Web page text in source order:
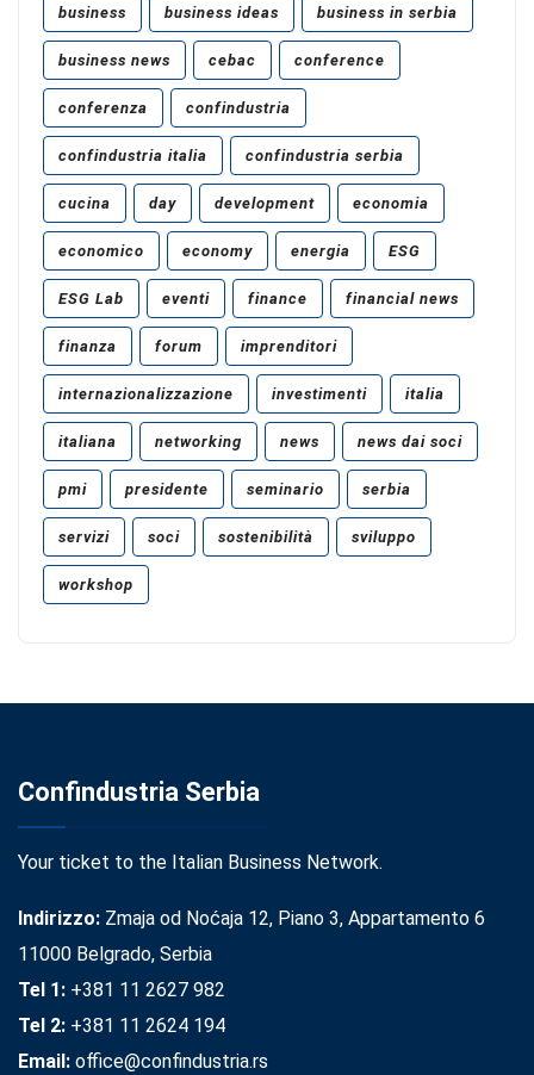
business business ideas business in serbia
business news cebac conference
conferenza confindustria
confindustria italia confindustria serbia
cucina day development economia
economico economy energia ESG
ESG Lab eventi finance financial news
finanza forum imprenditori
internazionalizzazione investimenti italia
italiana networking news news dai soci
pmi presidente seminario serbia
servizi soci sostenibilità sviluppo
workshop
Confindustria Serbia
Your ticket to the Italian Business Network.
Indirizzo: Zmaja od Noćaja 12, Piano 3, Appartamento 6
11000 Belgrado, Serbia
Tel 1: +381 11 2627 982
Tel 2: +381 11 2624 194
Email: office@confindustria.rs